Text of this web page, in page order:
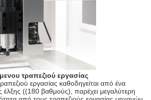
τραπεζιού εργασίας
εργασίας καθοδηγείται από ένα
((180 βαθμούς), παρέχει μεγαλύτερη